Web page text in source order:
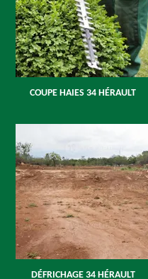
COUPE HAIES 34 HÉRAULT
DÉFRICHAGE 34 HÉRAULT